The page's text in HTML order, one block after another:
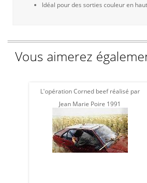
Idéal pour des sorties couleur en
Vous aimerez
L'opération Corned beef réalisé par
Jean Marie Poire 1991